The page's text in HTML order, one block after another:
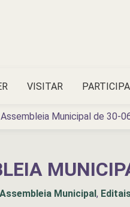
VISITAR
Assembleia Municipal de 30-
Assembleia Municipal,